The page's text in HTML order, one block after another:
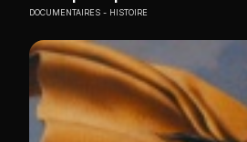
DOCUMENTAIRES HISTOIRE